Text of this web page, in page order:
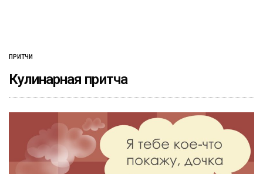
ПРИТЧИ
Кулинарная притча